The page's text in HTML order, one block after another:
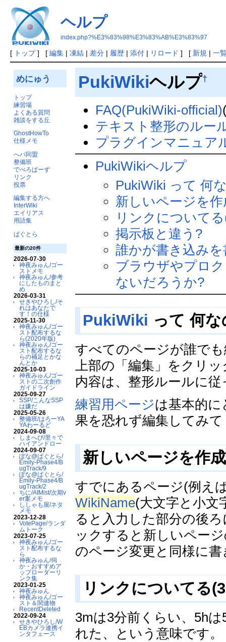
ヘルプ
index.php?%E3%83%98%E3%83%AB%E3%83%97
[ トップ] [ 編集| 凍結| 差分| 履歴| 添付| リロード ] [ 新規 | 一
めにゅう
トップ
練習場
よくある質問
雑談をする丘
GhostHowTo
仕様メモ
へパ同盟
整備班
でべろぱーず
リンク
投票
編集する方へ
InterWiki
エイリアス
用語集
ばぐとら
最新の20件
2026-07-30
神夜みゅん/ゴー
ストメモ
神夜みゅん/参考
にしたものまと
め
2026-03-31
せきやひろし/そ
れはあなたで
す！の仕様
2025-11-30
神夜みゅん/ゴー
スト配布するな
ら(2020年版)
神夜みゅん/ゴー
スト配布するな
らの補足とかな
んとか
2025-10-03
神夜みゅん/ゴー
ストの二次創作
ガイドライン
2025-09-27
SSP/こんなSSP
は嫌だ
2025-05-26
整備班/はろーYA
YAわーるど
2024-09-08
しまへび/里々で
ハイアンドロー
2024-09-07
ぽな@ばぐとら/
Emily-Phase4/B
ugTrack/9
ぽな@ばぐとら/
Emily-Phase4/B
ugTrack/2
ちに/AIMist/次期v
er案メモ
ししゃも屋/ネタ
メモ
2023-12-28
VotePage/ランダ
ムトーク
2023-07-25
神夜みゅん/ゴー
スト配布するな
ら
神夜みゅん/伺
か・おすすめア
ップローダーリ
ンク集
2023-01-25
神夜みゅん
神夜みゅん/ゴー
スト＆関連物
RecentDeleted
2022-09-24
せきやひろし/W
EBカメラ連携イ
ンタフェース
PukiWikiヘルプ†
FAQ(PukiWiki-official)
テキスト整形のルー
プラグインマニュア
PukiWikiヘルプ
PukiWiki って 何
新しいページを
リンクについて
掲示板と違う?
誰かが書き込み
ブラウザやプロ
ないだろうか?
PukiWiki って 何
すべてのページが誰で
上部の「編集」をクリ
内容は、整形ルールに
練習用ページは基本的
果を恐れず編集してみ
新しいページを作
すでにあるページ(例え
WikiName(大文字と小文
ると入力した部分の後
ックすると新しいペー
のページ変更と同様に
リンクについてる
3mは3分前くらい、5h
れた、という意味です。